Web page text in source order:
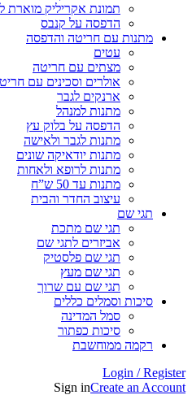
תמונת אקריליק מוארת
הדפסה על קנבס
מתנות עם חריטה והדפסה
עטים
מצתים עם חריטה
אולרים וסכינים עם
ארנקים לגבר
מתנות למנהל
הדפסה על בלוק עץ
מתנות לגבר ולאישה
מתנות יודאיקה שונים
מתנות לרופא ולאחות
מתנות עד 50 ש”ח
עיצוב החדר והבית
תגי שם
תגי שם מתכת
אביזרים לתגי שם
תגי שם פלסטיק
תגי שם מעץ
תגי שם עם שרוך
סיכות וסמלים כללים
סמל המדינה
סיכות כפתור
רקמה ממוחשבת
Login / Register
Sign inCreate an Account